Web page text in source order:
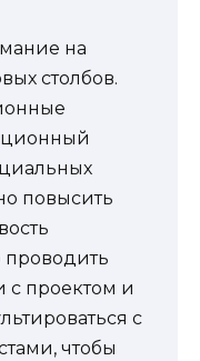
на
столбов.
повысить
с проектом и
с
чтобы